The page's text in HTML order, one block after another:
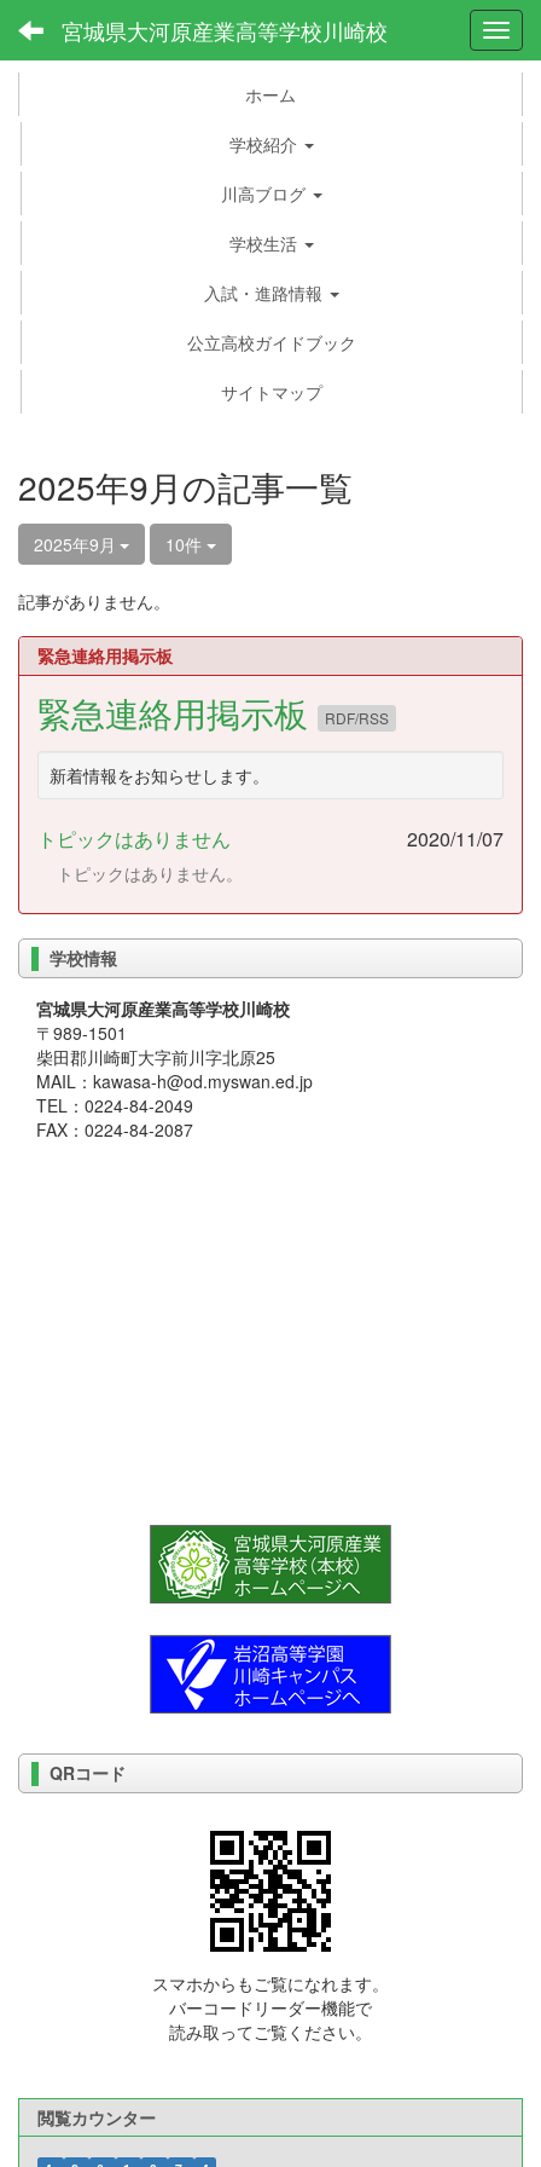
宮城県大河原産業高等学校川崎校
ホーム
学校紹介
川高ブログ
学校生活
入試・進路情報
公立高校ガイドブック
サイトマップ
2025年9月の記事一覧
2025年9月 10件
記事がありません。
緊急連絡用掲示板
緊急連絡用掲示板 RDF/RSS
新着情報をお知らせします。
トピックはありません 2020/11/07
トピックはありません。
学校情報
宮城県大河原産業高等学校川崎校
〒989-1501
柴田郡川崎町大字前川字北原25
MAIL：kawasa-h@od.myswan.ed.jp
TEL：0224-84-2049
FAX：0224-84-2087
QRコード
スマホからもご覧になれます。
バーコードリーダー機能で
読み取ってご覧ください。
閲覧カウンター